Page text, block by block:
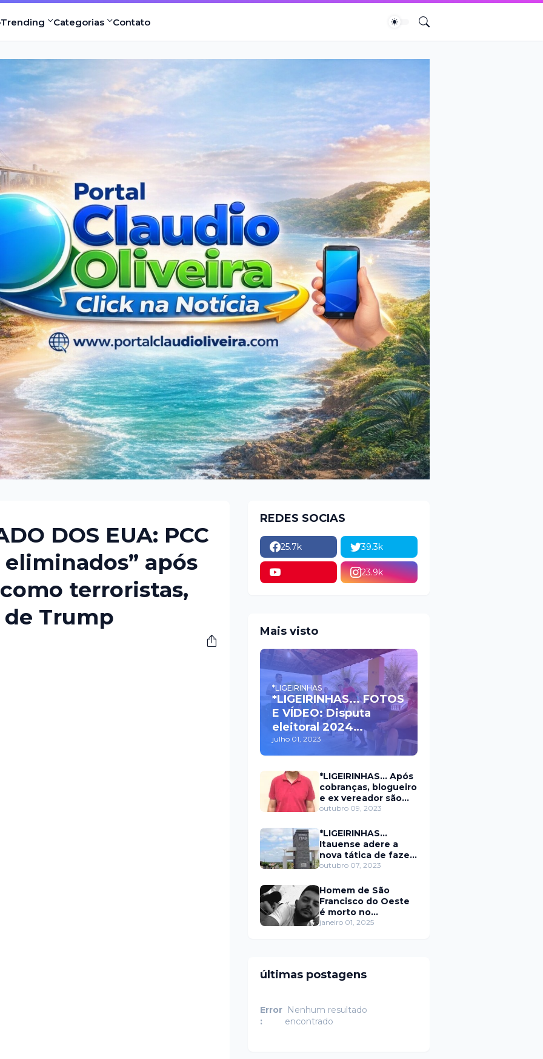
Trending Categorias Contato
DOS EUA: PCC
eliminados” após
terroristas,
Trump
REDES SOCIAS
25.7k 39.3k
23.9k
Mais visto
*LIGEIRINHAS
*LIGEIRINHAS... FOTOS
E VÍDEO: Disputa
eleitoral 2024
movimenta políticos
da oposição em Itaú na
escolha do candidato
a prefeito
julho 01, 2023
*LIGEIRINHAS... Após
cobranças, blogueiro
e ex vereador são
xingados pelo
prefeitura de Itaú
outubro 09, 2023
*LIGEIRINHAS...
Itauense adere a
nova tática de fazer
exame através de
outubro 07, 2023
Homem de São
Francisco do Oeste
é morto no
município de
janeiro 01, 2025
últimas postagens
Error
:
Nenhum resultado
encontrado